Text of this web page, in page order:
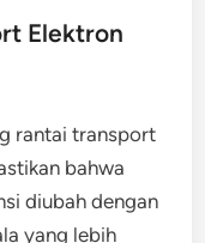
Elektron
rantai transport
bahwa
diubah dengan
yang lebih